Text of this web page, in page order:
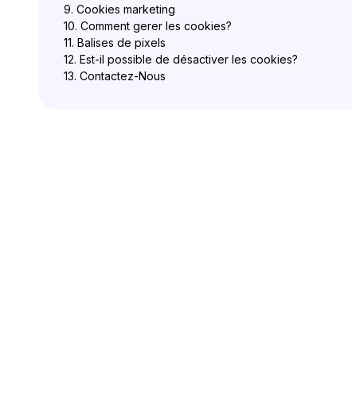
9. Cookies marketing
10. Comment gerer les cookies?
11. Balises de pixels
12. Est-il possible de désactiver les cookies?
13. Contactez-Nous